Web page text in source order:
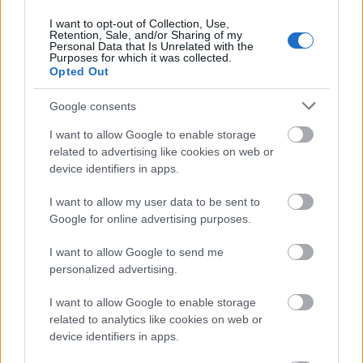
I want to opt-out of Collection, Use,
Retention, Sale, and/or Sharing of my
Personal Data that Is Unrelated with the
Purposes for which it was collected.
Opted Out
Google consents
I want to allow Google to enable storage
related to advertising like cookies on web or
device identifiers in apps.
I want to allow my user data to be sent to
Google for online advertising purposes.
I want to allow Google to send me
personalized advertising.
I want to allow Google to enable storage
related to analytics like cookies on web or
device identifiers in apps.
nagyjából egy időben történik „múlt“, „jelen“ és
„fikció“... (Molnár-Keresztyén Gabriella)
Pályázati kategóriák:
A, 15-20 évesekből álló középiskolai szervezett
csoport/osztály (20-30 fő)
B, 15-20 évesekből álló színjátszó csoportok (15-30
Az első alkalom az ismerkedés és a történetről való
gondolkodás és játék jegyében telik – a csoport és a
projektet vezető színházpedagógusok találkoznak itt
egymással. A foglalkozás időtartama és helyszíne:
135 perc, a pályázó intézményében vagy a
színházban.